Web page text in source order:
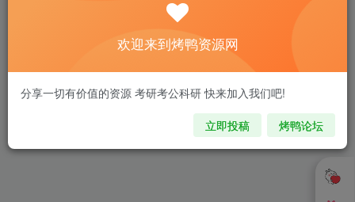
欢迎来到烤鸭资源网
分享一切有价值的资源 考研考公科研 快来加入我们吧!
立即投稿 烤鸭论坛